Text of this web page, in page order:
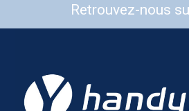
Retrouvez-nous